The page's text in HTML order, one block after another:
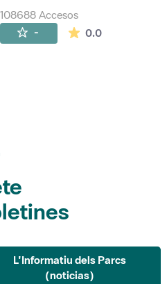
108688 Accesos
- 0.0La valoración
L'Informatiu dels Parcs
(noticias)